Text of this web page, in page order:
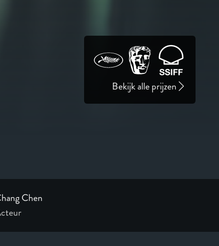
Bekijk alle prijzen
Chen